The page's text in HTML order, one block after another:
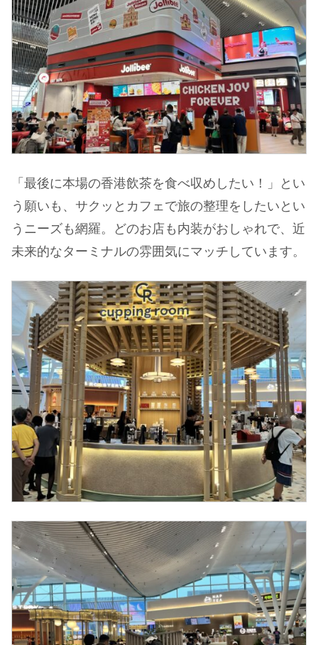
「最後に本場の香港飲茶を食べ収めしたい！」とい
う願いも、サクッとカフェで旅の整理をしたいとい
うニーズも網羅。どのお店も内装がおしゃれで、近
未来的なターミナルの雰囲気にマッチしています。